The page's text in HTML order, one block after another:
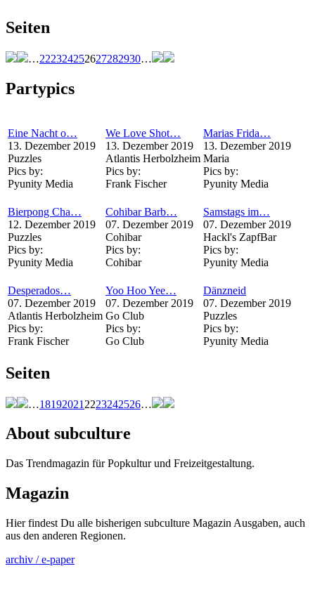
Seiten
…222324252627282930…
Partypics
Eine Nacht o…
13. Dezember 2019
Puzzles
Pics by:
Pyunity Media
We Love Shot…
13. Dezember 2019
Atlantis Herbolzheim
Pics by:
Frank Fischer
Marias Frida…
13. Dezember 2019
Maria
Pics by:
Pyunity Media
Bierpong Cha…
12. Dezember 2019
Puzzles
Pics by:
Pyunity Media
Cohibar Barb…
07. Dezember 2019
Cohibar
Pics by:
Cohibar
Samstags im…
07. Dezember 2019
Hackl's ZapfBar
Pics by:
Pyunity Media
Desperados…
07. Dezember 2019
Atlantis Herbolzheim
Pics by:
Frank Fischer
Yoo Hoo Yee…
07. Dezember 2019
Go Club
Pics by:
Go Club
Dänzneid
07. Dezember 2019
Puzzles
Pics by:
Pyunity Media
Seiten
…18192021 2223242526…
About subculture
Das Trendmagazin für Popkultur und Freizeitgestaltung.
Magazin
Hier findest Du alle bisherigen subculture Magazin Ausgaben, auch
aus den anderen Regionen.
archiv / e-paper